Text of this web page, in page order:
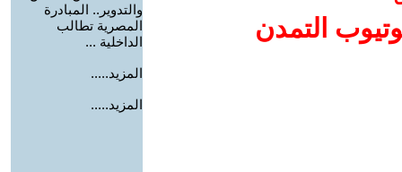
التمدن
والتدوير.. المبادرة
المصرية تطالب
الداخلية ...
المزيد.....
المزيد.....